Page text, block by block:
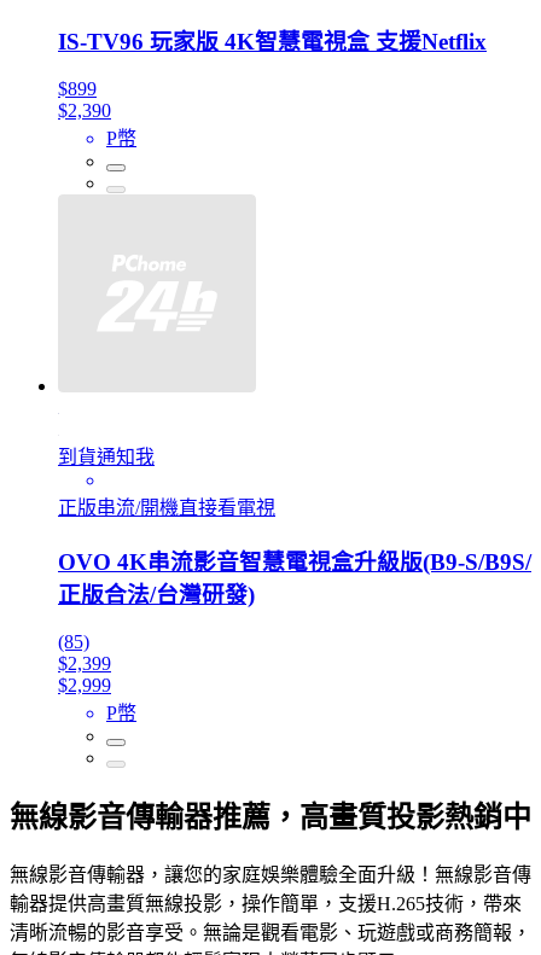
IS-TV96 玩家版 4K智慧電視盒 支援Netflix
$899
$2,390
P幣
到貨通知我
正版串流/開機直接看電視
OVO 4K串流影音智慧電視盒升級版(B9-S/B9S/
正版合法/台灣研發)
(85)
$2,399
$2,999
P幣
無線影音傳輸器推薦，高畫質投影熱銷中
無線影音傳輸器，讓您的家庭娛樂體驗全面升級！無線影音傳
輸器提供高畫質無線投影，操作簡單，支援H.265技術，帶來
清晰流暢的影音享受。無論是觀看電影、玩遊戲或商務簡報，